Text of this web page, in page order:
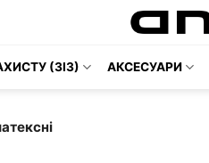
(ЗІЗ) АКСЕСУАРИ